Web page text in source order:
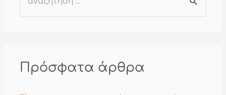
ή
Πρόσφατα άρθρα